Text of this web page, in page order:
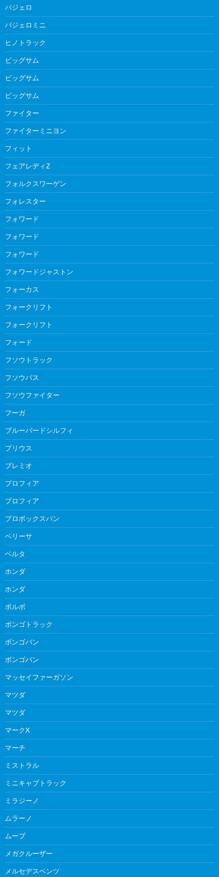
パジェロ
パジェロミニ
ヒノトラック
ビッグサム
ビッグサム
ビッグサム
ファイター
ファイターミニヨン
フィット
フェアレディZ
フォルクスワーゲン
フォレスター
フォワード
フォワード
フォワード
フォワードジャストン
フォーカス
フォークリフト
フォークリフト
フォード
フソウトラック
フソウバス
フソウファイター
フーガ
ブルーバードシルフィ
プリウス
プレミオ
プロフィア
プロフィア
プロボックスバン
ベリーサ
ベルタ
ホンダ
ホンダ
ボルボ
ボンゴトラック
ボンゴバン
ボンゴバン
マッセイファーガソン
マツダ
マツダ
マークX
マーチ
ミストラル
ミニキャブトラック
ミラジーノ
ムラーノ
ムーブ
メガクルーザー
メルセデスベンツ